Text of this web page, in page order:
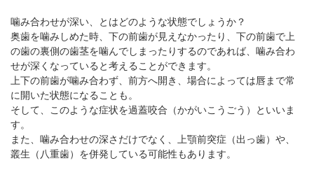
噛み合わせが深い、とはどのような状態でしょうか？
奥歯を噛みしめた時、下の前歯が見えなかったり、下の前歯で上
の歯の裏側の歯茎を噛んでしまったりするのであれば、噛み合わ
せが深くなっていると考えることができます。
上下の前歯が噛み合わず、前方へ開き、場合によっては唇まで常
に開いた状態になることも。
そして、このような症状を過蓋咬合（かがいこうごう）といいま
す。
また、噛み合わせの深さだけでなく、上顎前突症（出っ歯）や、
叢生（八重歯）を併発している可能性もあります。